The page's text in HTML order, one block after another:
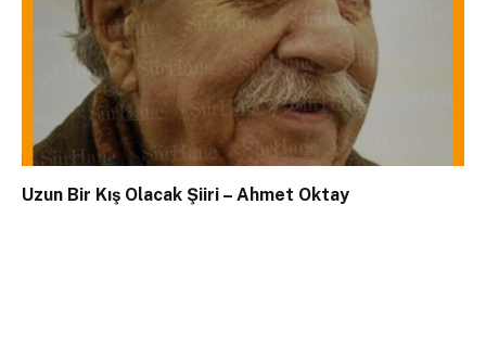
Uzun Bir Kış Olacak Şiiri – Ahmet Oktay